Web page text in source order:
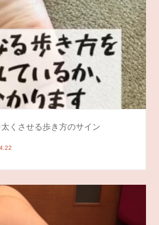
くさせる歩き方のサイン